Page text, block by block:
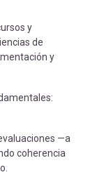
y
de
y
—a
coherencia